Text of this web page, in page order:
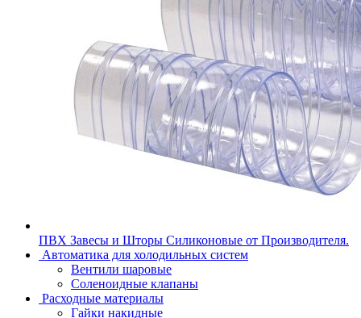
ПВХ Завесы и Шторы Силиконовые от Производителя.
Автоматика для холодильных систем
Вентили шаровые
Соленоидные клапаны
Расходные материалы
Гайки накидные